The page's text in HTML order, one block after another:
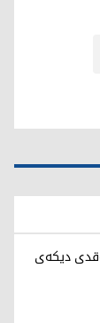
نەقدی دیکەی